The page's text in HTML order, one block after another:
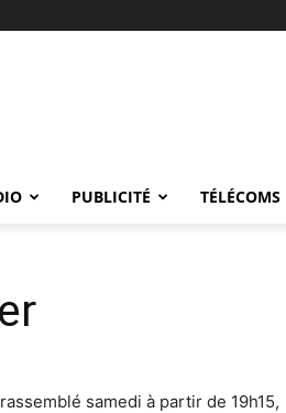
PUBLICITÉ TÉLÉCOMS
samedi à partir de 19h15,